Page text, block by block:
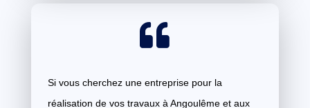

Si vous cherchez une entreprise pour la
réalisation de vos travaux à Angoulême et aux